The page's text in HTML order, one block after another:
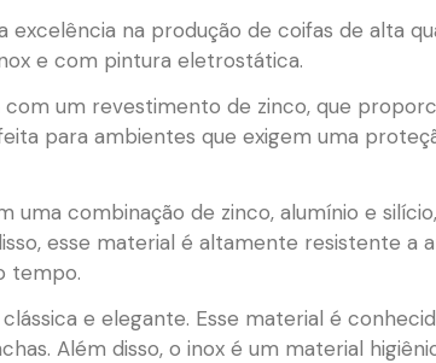
na produção de coifas de alta
e com pintura eletrostática.
com um revestimento de zinco, que
para ambientes que exigem uma
uma combinação de zinco, alumínio e
esse material é altamente resistente a
tempo.
e elegante. Esse material é
Além disso, o inox é um material